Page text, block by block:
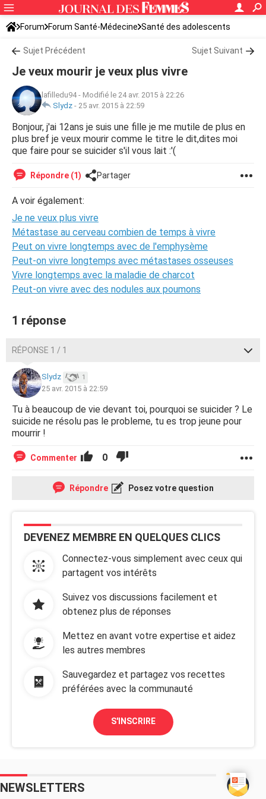
Forum Forum Santé-Médecine Santé des adolescents
Sujet Précédent Sujet Suivant
Je veux mourir je veux plus vivre
lafilledu94- Modifié le 24 avr. 2015 à 22:26
Slydz - 25 avr. 2015 à 22:59
Bonjour, j'ai 12ans je suis une fille je me mutile de plus en
plus bref je veux mourir comme le titre le dit,dites moi
que faire pour se suicider s'il vous lait :'(
Répondre (1) Partager
A voir également:
Je ne veux plus vivre
Métastase au cerveau combien de temps à vivre
Peut on vivre longtemps avec de l'emphysème
Peut-on vivre longtemps avec métastases osseuses
Vivre longtemps avec la maladie de charcot
Peut-on vivre avec des nodules aux poumons
1 réponse
RÉPONSE 1 / 1
Slydz 1
25 avr. 2015 à 22:59
Tu à beaucoup de vie devant toi, pourquoi se suicider ? Le
suicide ne résolu pas le probleme, tu es trop jeune pour
mourrir !
Commenter 0
Répondre Posez votre question
DEVENEZ MEMBRE EN QUELQUES CLICS
Connectez-vous simplement avec ceux qui
partagent vos intérêts
Suivez vos discussions facilement et
obtenez plus de réponses
Mettez en avant votre expertise et aidez
les autres membres
Sauvegardez et partagez vos recettes
préférées avec la communauté
S'INSCRIRE
NEWSLETTERS